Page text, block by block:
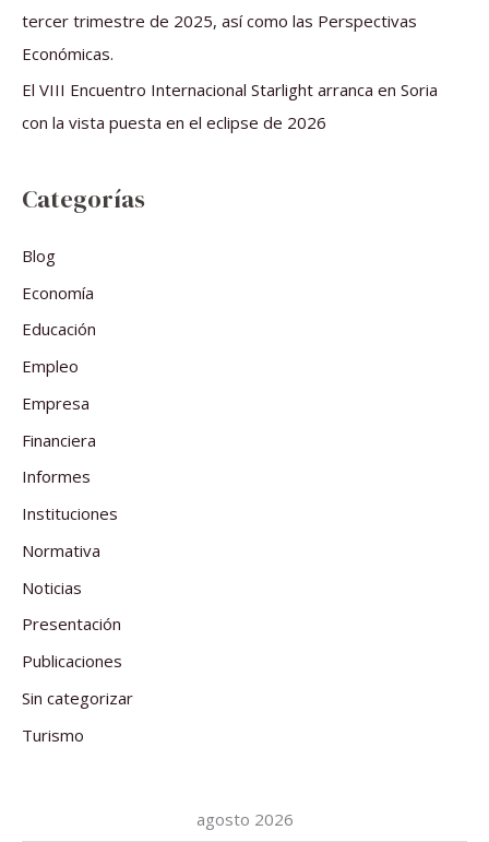
tercer trimestre de 2025, así como las Perspectivas
Económicas.
El VIII Encuentro Internacional Starlight arranca en Soria
con la vista puesta en el eclipse de 2026
Categorías
Blog
Economía
Educación
Empleo
Empresa
Financiera
Informes
Instituciones
Normativa
Noticias
Presentación
Publicaciones
Sin categorizar
Turismo
agosto 2026